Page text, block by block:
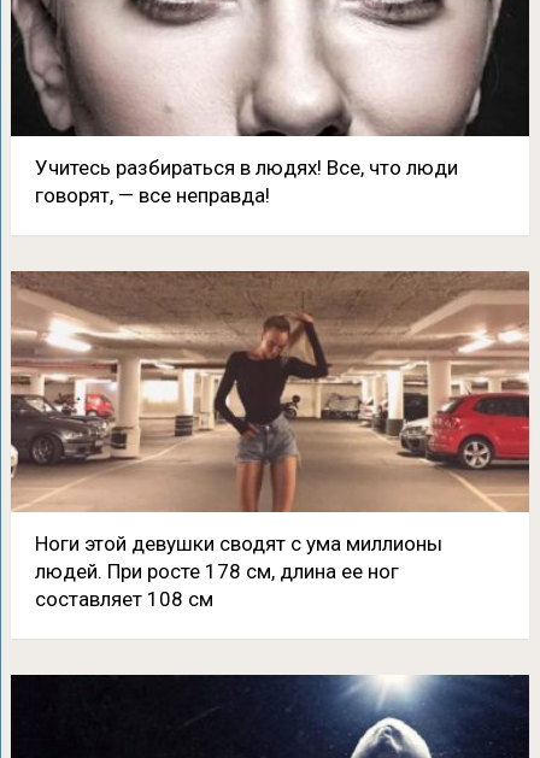
Учитесь разбираться в людях! Все, что люди
говорят, — все неправда!
Ноги этой девушки сводят с ума миллионы
людей. При росте 178 см, длина ее ног
составляет 108 см